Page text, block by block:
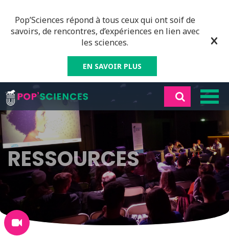
Pop’Sciences répond à tous ceux qui ont soif de
savoirs, de rencontres, d’expériences en lien avec
les sciences.
EN SAVOIR PLUS
RESSOURCES